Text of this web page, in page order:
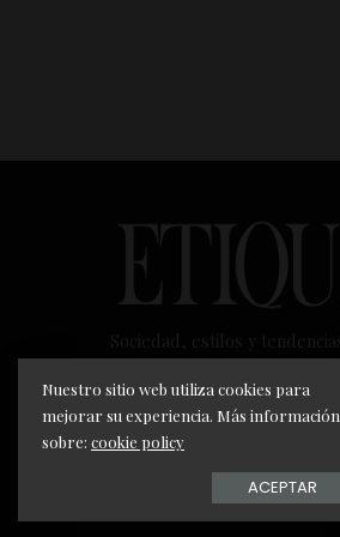
Nuestro sitio web utiliza cookies para
mejorar su experiencia. Más información
sobre: cookie policy
ACEPTAR